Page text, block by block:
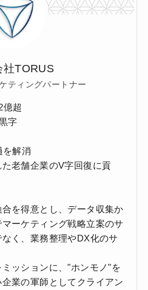
社TORUS
ティングパートナー
超
字
を解消
た老舗企業のV字回復に貢
を得意とし、データ収集か
ーケティング戦略立案のサ
く、業務整理やDX化のサ
ミッションに、"ホンモノ"を
業の軍師としてクライアン